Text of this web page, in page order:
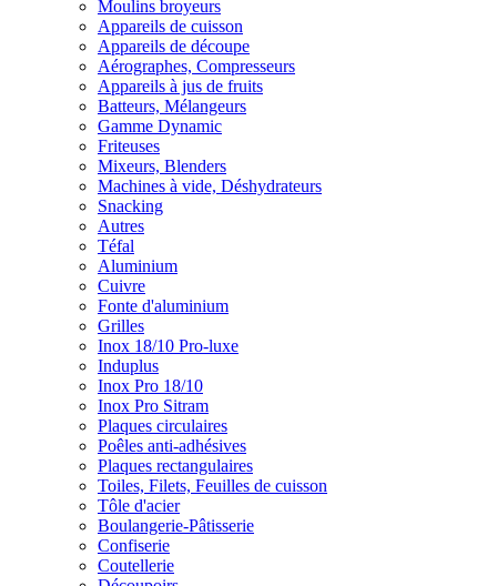
Moulins broyeurs
Appareils de cuisson
Appareils de découpe
Aérographes, Compresseurs
Appareils à jus de fruits
Batteurs, Mélangeurs
Gamme Dynamic
Friteuses
Mixeurs, Blenders
Machines à vide, Déshydrateurs
Snacking
Autres
Téfal
Aluminium
Cuivre
Fonte d'aluminium
Grilles
Inox 18/10 Pro-luxe
Induplus
Inox Pro 18/10
Inox Pro Sitram
Plaques circulaires
Poêles anti-adhésives
Plaques rectangulaires
Toiles, Filets, Feuilles de cuisson
Tôle d'acier
Boulangerie-Pâtisserie
Confiserie
Coutellerie